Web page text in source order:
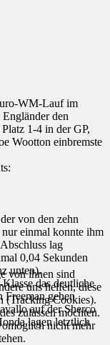
WM-Lauf im
den
1-4 in der GP,
Wootton einbremste
von den zehn
einmal konnte ihm
lag
0,04 Sekunden
unten).
das deutliche
Freeman gehen
auf der Sherco
lagen letztlich
von ihnen sind
uns helfen, diese
(Tracking Cookies).
zulassen möchten.
nicht mehr